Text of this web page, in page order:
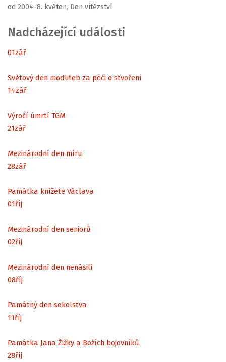
od 2004: 8. květen, Den vítězství
Nadcházející události
01zář
Světový den modliteb za péči o stvoření
14zář
Výročí úmrtí TGM
21zář
Mezinárodní den míru
28zář
Památka knížete Václava
01říj
Mezinárodní den seniorů
02říj
Mezinárodní den nenásilí
08říj
Památný den sokolstva
11říj
Památka Jana Žižky a Božích bojovníků
28říj